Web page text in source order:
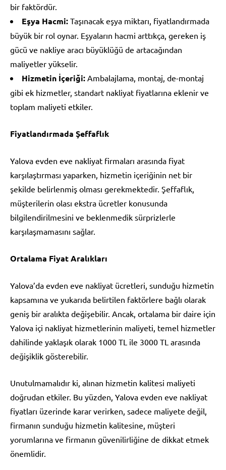
bir faktördür.
Eşya Hacmi: Taşınacak eşya miktarı, fiyatlandırmada
büyük bir rol oynar. Eşyaların hacmi arttıkça, gereken iş
gücü ve nakliye aracı büyüklüğü de artacağından
maliyetler yükselir.
Hizmetin İçeriği: Ambalajlama, montaj, de-montaj
gibi ek hizmetler, standart nakliyat fiyatlarına eklenir ve
toplam maliyeti etkiler.
Fiyatlandırmada Şeffaflık
Yalova evden eve nakliyat firmaları arasında fiyat
karşılaştırması yaparken, hizmetin içeriğinin net bir
şekilde belirlenmiş olması gerekmektedir. Şeffaflık,
müşterilerin olası ekstra ücretler konusunda
bilgilendirilmesini ve beklenmedik sürprizlerle
karşılaşmamasını sağlar.
Ortalama Fiyat Aralıkları
Yalova’da evden eve nakliyat ücretleri, sunduğu hizmetin
kapsamına ve yukarıda belirtilen faktörlere bağlı olarak
geniş bir aralıkta değişebilir. Ancak, ortalama bir daire için
Yalova içi nakliyat hizmetlerinin maliyeti, temel hizmetler
dahilinde yaklaşık olarak 1000 TL ile 3000 TL arasında
değişiklik gösterebilir.
Unutulmamalıdır ki, alınan hizmetin kalitesi maliyeti
doğrudan etkiler. Bu yüzden, Yalova evden eve nakliyat
fiyatları üzerinde karar verirken, sadece maliyete değil,
firmanın sunduğu hizmetin kalitesine, müşteri
yorumlarına ve firmanın güvenilirliğine de dikkat etmek
önemlidir.